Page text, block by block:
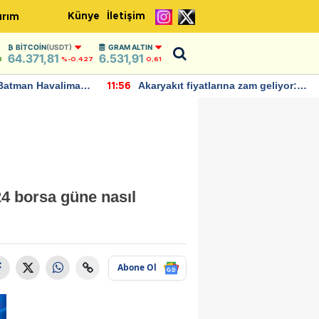
Künye İletişim
BITCOIN(USDT)
64.371,81 %-0.427
GRAM ALTIN
6.531,91 0,61
Havalimanı
11:56
Akaryakıt fiyatlarına zam geliyor:
borsa güne nasıl
Abone Ol